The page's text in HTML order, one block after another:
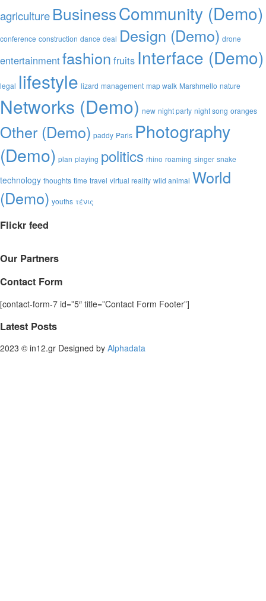
agriculture BusinessCommunity (Demo)
conference construction dance deal Design (Demo) drone
entertainmentfashion fruits Interface (Demo)
legal lifestyle lizard management map walk Marshmello nature
Networks (Demo) new night party night song oranges
Other (Demo) paddy Paris Photography
(Demo) plan playing politics rhino roaming singer snake
technology thoughts time travel virtual reality wild animal World
(Demo) youths τένις
Flickr feed
Our Partners
Contact Form
[contact-form-7 id=”5″ title=”Contact Form Footer”]
Latest Posts
2023 © in12.gr Designed by Alphadata